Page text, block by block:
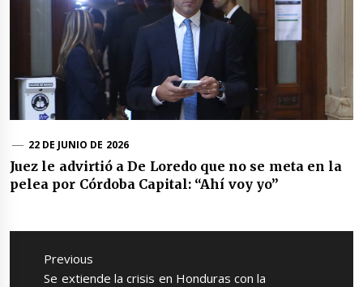
22 DE JUNIO DE 2026
Juez le advirtió a De Loredo que no se meta en la
pelea por Córdoba Capital: “Ahí voy yo”
Navegación
entradas
Previous
Previous
Se extiende la crisis en Honduras con la